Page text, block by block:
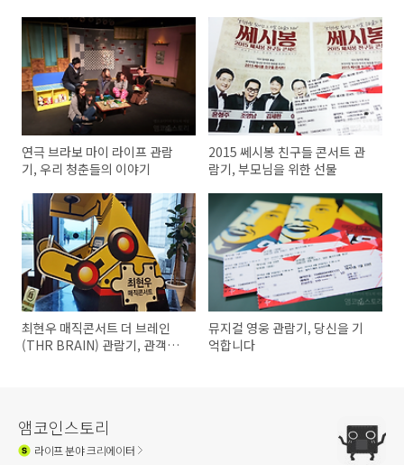
연극 브라보 마이 라이프 관람
기, 우리 청춘들의 이야기
2015 쎄시봉 친구들 콘서트 관
람기, 부모님을 위한 선물
최현우 매직콘서트 더 브레인
(THR BRAIN) 관람기, 관객과
뮤지컬 영웅 관람기, 당신을 기
억합니다
앰코인스토리
라이프분야 크리에이터